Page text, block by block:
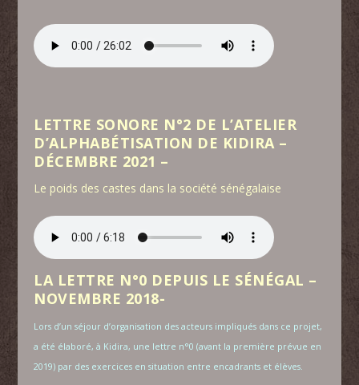
LETTRE SONORE N°2 DE L’ATELIER
D’ALPHABÉTISATION DE KIDIRA –
DÉCEMBRE 2021 –
Le poids des castes dans la société sénégalaise
LA LETTRE N°0 DEPUIS LE SÉNÉGAL –
NOVEMBRE 2018-
Lors d’un séjour d’organisation des acteurs impliqués dans ce projet,
a été élaboré, à Kidira, une lettre n°0 (avant la première prévue en
2019) par des exercices en situation entre encadrants et élèves.